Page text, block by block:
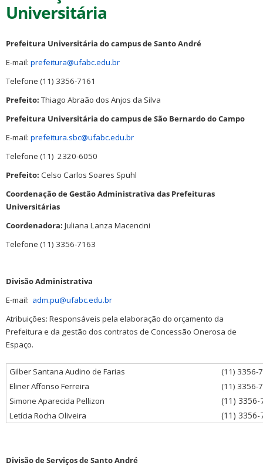
Universitária
Prefeitura Universitária do campus de Santo André
E-mail: prefeitura@ufabc.edu.br
Telefone (11) 3356-7161
Prefeito: Thiago Abraão dos Anjos da Silva
Prefeitura Universitária do campus de São Bernardo do Campo
E-mail: prefeitura.sbc@ufabc.edu.br
Telefone (11) 2320-6050
Prefeito: Celso Carlos Soares Spuhl
Coordenação de Gestão Administrativa das Prefeituras
Universitárias
Coordenadora: Juliana Lanza Macencini
Telefone (11) 3356-7163
Divisão Administrativa
E-mail: adm.pu@ufabc.edu.br
Atribuições: Responsáveis pela elaboração do orçamento da
Prefeitura e da gestão dos contratos de Concessão Onerosa de
Espaço.
Gilber Santana Audino de Farias
(11) 3356-
Eliner Affonso Ferreira
(11) 3356-
Simone Aparecida Pellizon
(11) 3356-
Letícia Rocha Oliveira (11) 3356-
Divisão de Serviços de Santo André